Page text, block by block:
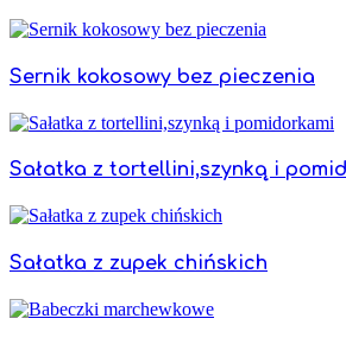
Sernik kokosowy bez pieczenia
Sałatka z tortellini,szynką i
Sałatka z zupek chińskich